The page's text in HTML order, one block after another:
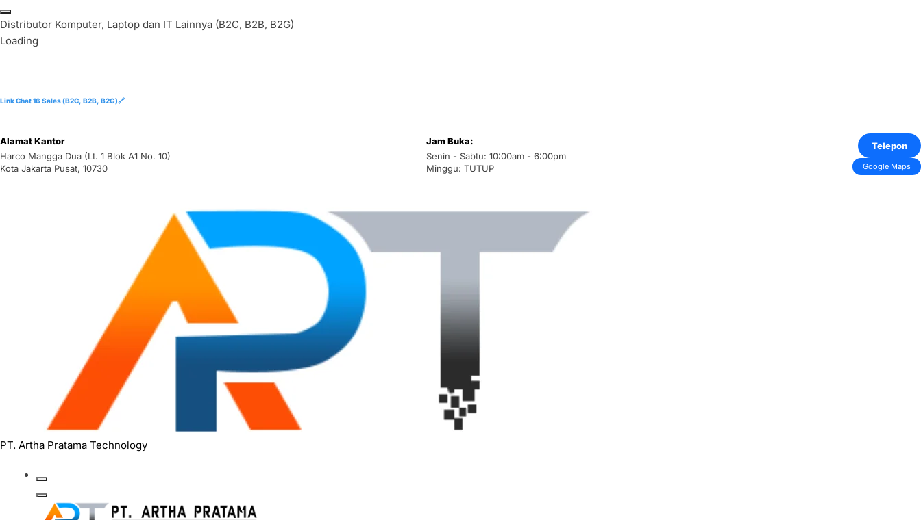
Skip
to
content
Distributor Komputer, Laptop dan IT Lainnya (B2C, B2B, B2G)
Loading
Link Chat 16 Sales (B2C, B2B, B2G)🔗
Alamat Kantor
Harco Mangga Dua (Lt. 1 Blok A1 No. 10)
Kota Jakarta Pusat, 10730
Jam Buka:
Senin - Sabtu: 10:00am - 6:00pm
Minggu: TUTUP
Telepon
Google Maps
PT. Artha Pratama Technology